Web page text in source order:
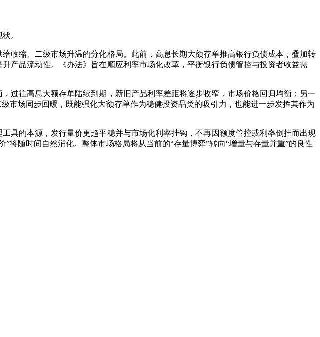
。
缩、二级市场升温的分化格局。此前，高息长期大额存单推高银行负债成本，叠加转
产品流动性。《办法》旨在顺应利率市场化改革，平衡银行负债管控与投资者收益需
往高息大额存单陆续到期，新旧产品利率差距将逐步收窄，市场价格回归均衡；另一
市场同步回暖，既能强化大额存单作为稳健投资品类的吸引力，也能进一步发挥其作为
的本源，发行量价更趋平稳并与市场化利率挂钩，不再因额度管控或利率倒挂而出现
随时间自然消化。整体市场格局将从当前的“存量博弈”转向“增量与存量并重”的良性